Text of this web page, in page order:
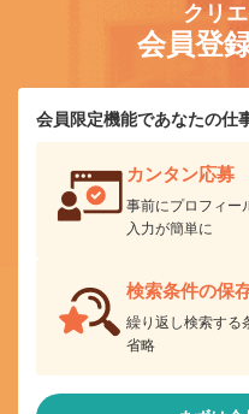
クリ
会員登
会員限定機能であなたの仕
カンタン応募
事前にプロフィー
入力が簡単に
検索条件の保
繰り返し検索する
省略